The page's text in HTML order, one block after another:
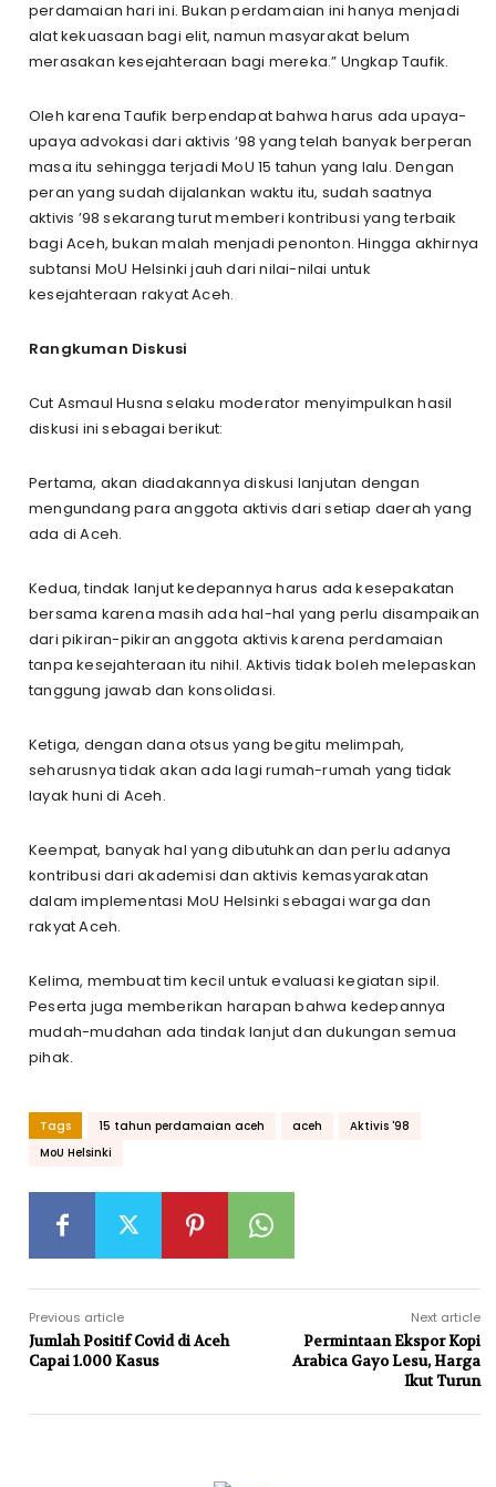
perdamaian hari ini. Bukan perdamaian ini hanya menjadi
alat kekuasaan bagi elit, namun masyarakat belum
merasakan kesejahteraan bagi mereka.” Ungkap Taufik.
Oleh karena Taufik berpendapat bahwa harus ada upaya-
upaya advokasi dari aktivis ‘98 yang telah banyak berperan
masa itu sehingga terjadi MoU 15 tahun yang lalu. Dengan
peran yang sudah dijalankan waktu itu, sudah saatnya
aktivis ’98 sekarang turut memberi kontribusi yang terbaik
bagi Aceh, bukan malah menjadi penonton. Hingga akhirnya
subtansi MoU Helsinki jauh dari nilai-nilai untuk
kesejahteraan rakyat Aceh.
Rangkuman Diskusi
Cut Asmaul Husna selaku moderator menyimpulkan hasil
diskusi ini sebagai berikut:
Pertama, akan diadakannya diskusi lanjutan dengan
mengundang para anggota aktivis dari setiap daerah yang
ada di Aceh.
Kedua, tindak lanjut kedepannya harus ada kesepakatan
bersama karena masih ada hal-hal yang perlu disampaikan
dari pikiran-pikiran anggota aktivis karena perdamaian
tanpa kesejahteraan itu nihil. Aktivis tidak boleh melepaskan
tanggung jawab dan konsolidasi.
Ketiga, dengan dana otsus yang begitu melimpah,
seharusnya tidak akan ada lagi rumah-rumah yang tidak
layak huni di Aceh.
Keempat, banyak hal yang dibutuhkan dan perlu adanya
kontribusi dari akademisi dan aktivis kemasyarakatan
dalam implementasi MoU Helsinki sebagai warga dan
rakyat Aceh.
Kelima, membuat tim kecil untuk evaluasi kegiatan sipil.
Peserta juga memberikan harapan bahwa kedepannya
mudah-mudahan ada tindak lanjut dan dukungan semua
pihak.
Tags 15 tahun perdamaian aceh aceh
Aktivis '98
MoU Helsinki
Previous article
Jumlah Positif Covid di Aceh
Capai 1.000 Kasus
Next article
Permintaan Ekspor Kopi
Arabica Gayo Lesu, Harga
Ikut Turun